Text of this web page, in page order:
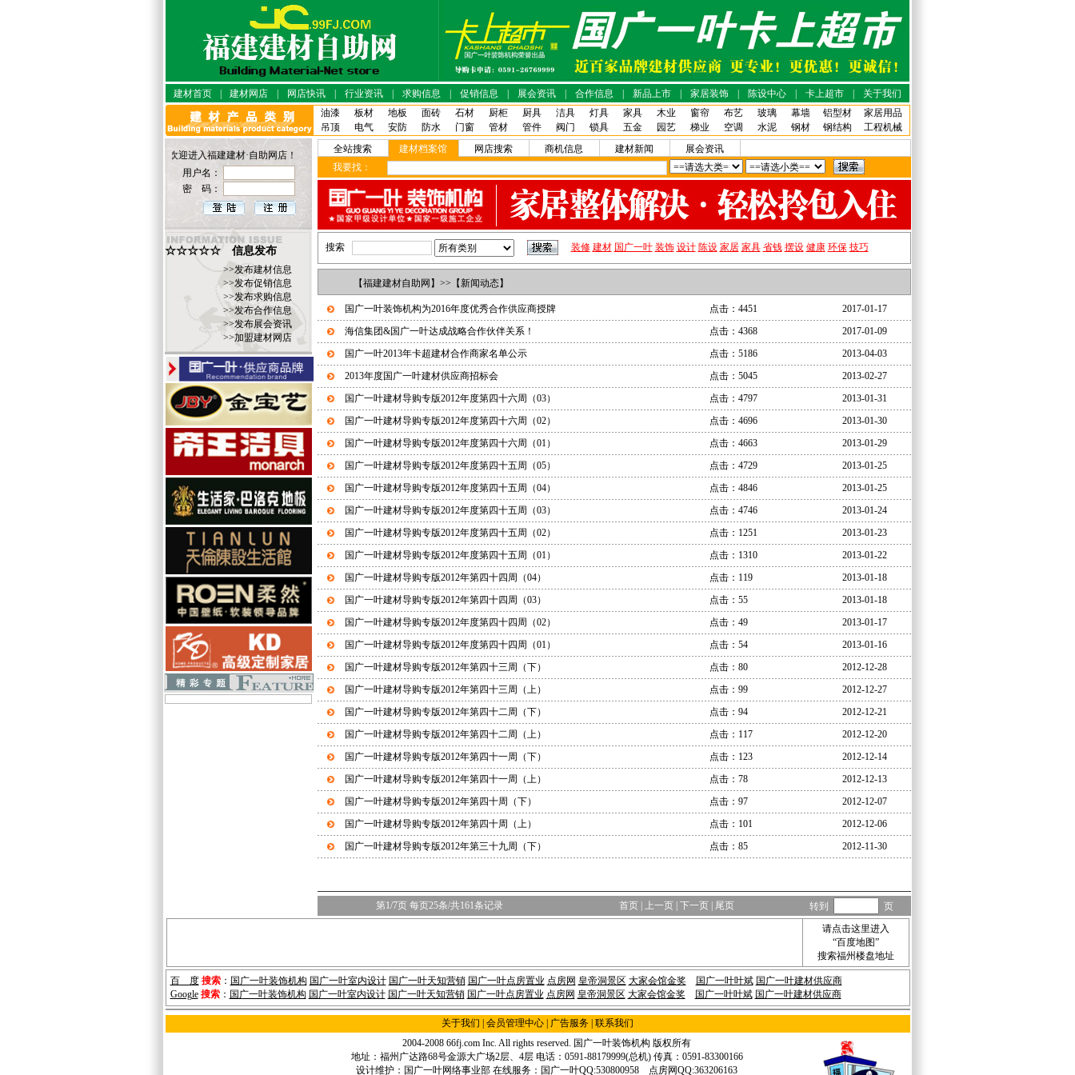
建材首页 建材网店 网店快讯 行业资讯 求购信息 促销信息 展会资讯 合作信息 新品上市 家居装饰 陈设中心 卡上超市
关于我们
油漆
板材 地板 面砖 石材 厨柜 厨具 洁具 灯具 家具 木业 窗帘 布艺 玻璃 幕墙 铝型材
家居用品
吊顶
电气 安防 防水 门窗 管材 管件 阀门 锁具 五金 园艺 梯业 空调 水泥 钢材 钢结构 工程机械
●您好！欢迎进入福建建材·自助网店！
用户名：
密 码：
全站搜索 建材档案馆 网店搜索 商机信息 建材新闻
展会资讯
我要找：
☆☆☆☆☆ 信息发布
>>发布建材信息
>>发布促销信息
>>发布求购信息
>>发布合作信息
>>发布展会资讯
>>加盟建材网店
搜索 装修 建材 国广一叶 装饰 设计 陈设 家居 家具 省钱 摆设 健康 环保 技巧
【福建建材自助网 】>>【新闻动态】
国广一叶装饰机构为2016年度优秀合作供应商授牌 点击：4451
2017-01-17
海信集团&国广一叶达成战略合作伙伴关系！
点击：4368
2017-01-09
国广一叶2013年卡超建材合作商家名单公示
点击：5186
2013-04-03
2013年度国广一叶建材供应商招标会
点击：5045
2013-02-27
国广一叶建材导购专版2012年度第四十六周（03）
点击：4797
2013-01-31
国广一叶建材导购专版2012年度第四十六周（02）
点击：4696
2013-01-30
国广一叶建材导购专版2012年度第四十六周（01）
点击：4663
2013-01-29
国广一叶建材导购专版2012年度第四十五周（05）
点击：4729
2013-01-25
国广一叶建材导购专版2012年度第四十五周（04）
点击：4846
2013-01-25
国广一叶建材导购专版2012年度第四十五周（03）
点击：4746
2013-01-24
国广一叶建材导购专版2012年度第四十五周（02）
点击：1251
2013-01-23
国广一叶建材导购专版2012年度第四十五周（01）
点击：1310
2013-01-22
国广一叶建材导购专版2012年第四十四周（04）
点击：119
2013-01-18
国广一叶建材导购专版2012年第四十四周（03）
点击：55
2013-01-18
国广一叶建材导购专版2012年度第四十四周（02）
点击：49
2013-01-17
国广一叶建材导购专版2012年度第四十四周（01）
点击：54
2013-01-16
国广一叶建材导购专版2012年第四十三周（下）
点击：80
2012-12-28
国广一叶建材导购专版2012年第四十三周（上）
点击：99
2012-12-27
国广一叶建材导购专版2012年第四十二周（下）
点击：94
2012-12-21
国广一叶建材导购专版2012年第四十二周（上）
点击：117
2012-12-20
国广一叶建材导购专版2012年第四十一周（下）
点击：123
2012-12-14
国广一叶建材导购专版2012年第四十一周（上）
点击：78
2012-12-13
国广一叶建材导购专版2012年第四十周（下）
点击：97
2012-12-07
国广一叶建材导购专版2012年第四十周（上）
点击：101
2012-12-06
国广一叶建材导购专版2012年第三十九周（下）
点击：85 2012-11-30
第1/7页 每页25条/共161条记录 首页 上一页 下一页 尾页 转到
页
请点击这里进入
“百度地图”
搜索福州楼盘地址
百 度 搜索： 国广一叶装饰机构 国广一叶室内设计 国广一叶天知营销 国广一叶点房置业 点房网 皇帝洞景区 大家会馆金奖 国广一叶叶斌 国广一叶建材供应商
Google 搜索： 国广一叶装饰机构 国广一叶室内设计 国广一叶天知营销 国广一叶点房置业 点房网 皇帝洞景区 大家会馆金奖 国广一叶叶斌 国广一叶建材供应商
关于我们 会员管理中心 | 广告服务 | 联系我们
2004-2008 66fj.com Inc. All rights reserved. 国广一叶装饰机构 版权所有
地址：福州广达路68号金源大广场2层、4层 电话：0591-88179999(总机) 传真：0591-83300166
设计维护：国广一叶网络事业部 在线服务：国广一叶QQ:530800958 点房网QQ:363206163